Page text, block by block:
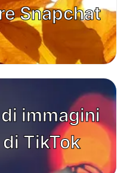
Snapchat
immagini
TikTok